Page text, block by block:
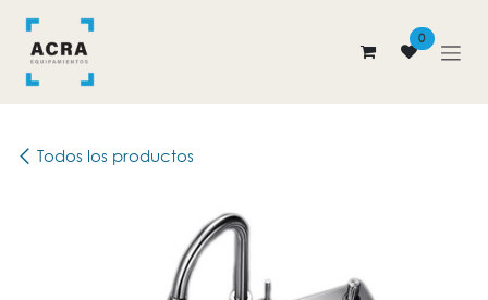
0
Todos los productos